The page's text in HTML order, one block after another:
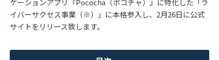
イバーサクセス事業（※）」に本格参入し、2月26日に公式
サイトをリリース致します。